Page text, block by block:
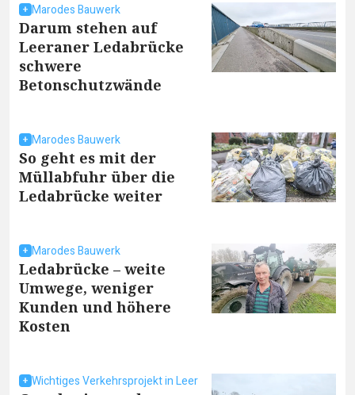
Marodes Bauwerk
Darum stehen auf
Leeraner Ledabrücke
schwere
Betonschutzwände
Marodes Bauwerk
So geht es mit der
Müllabfuhr über die
Ledabrücke weiter
Marodes Bauwerk
Ledabrücke – weite
Umwege, weniger
Kunden und höhere
Kosten
Wichtiges Verkehrsprojekt in Leer